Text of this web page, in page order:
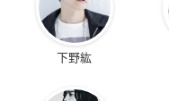
下野紘